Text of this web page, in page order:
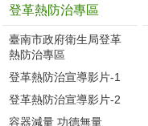
登革熱防治專區
臺南市政府衛生局登革
熱防治專區
登革熱防治宣導影片-1
登革熱防治宣導影片-2
容器減量 功德無量